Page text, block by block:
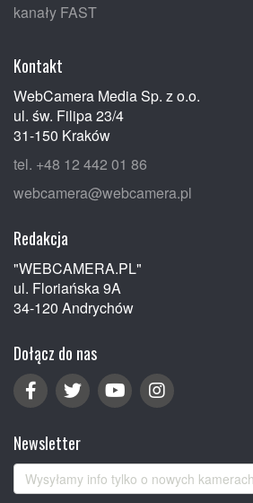
kanały FAST
Kontakt
WebCamera Media Sp. z o.o.
ul. św. Filipa 23/4
31-150 Kraków
tel. +48 12 442 01 86
webcamera@webcamera.pl
Redakcja
"WEBCAMERA.PL"
ul. Floriańska 9A
34-120 Andrychów
Dołącz do nas
Newsletter